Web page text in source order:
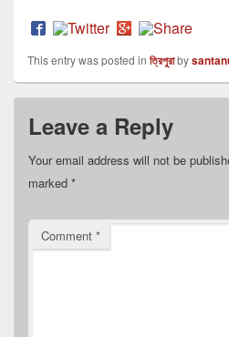
This entry was posted in ত্রিপুরাby
Leave a Reply
Your email address will not be
marked *
Comment *